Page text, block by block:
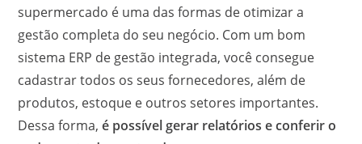
supermercado é uma das formas de otimizar a
gestão completa do seu negócio. Com um bom
sistema ERP de gestão integrada, você consegue
cadastrar todos os seus fornecedores, além de
produtos, estoque e outros setores importantes.
Dessa forma,é possível gerar relatórios e conferir o